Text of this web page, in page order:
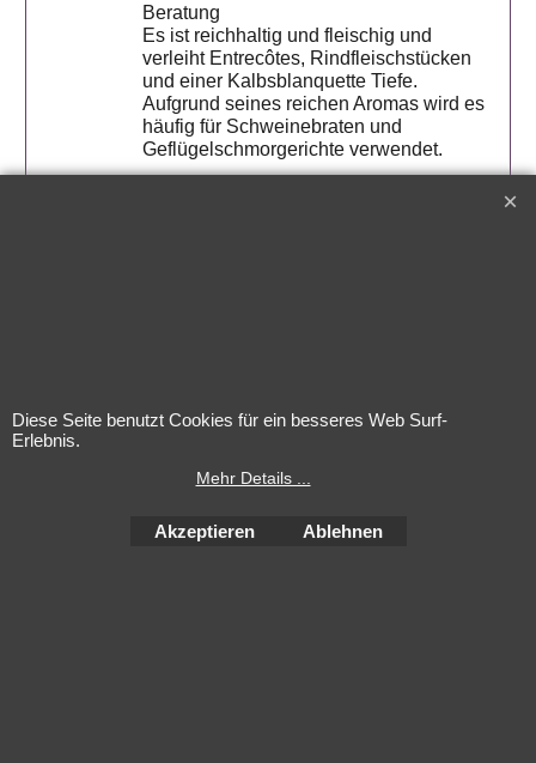
Beratung
Es ist reichhaltig und fleischig und
verleiht Entrecôtes, Rindfleischstücken
und einer Kalbsblanquette Tiefe.
Aufgrund seines reichen Aromas wird es
häufig für Schweinebraten und
Geflügelschmorgerichte verwendet.
Diese Seite benutzt Cookies für ein besseres Web Surf-
Erlebnis.
Mehr Details ...
Akzeptieren Ablehnen